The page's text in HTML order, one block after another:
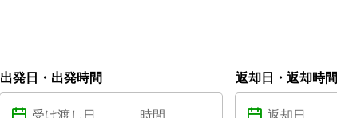
出発日・出発時間 返却日・返却時間